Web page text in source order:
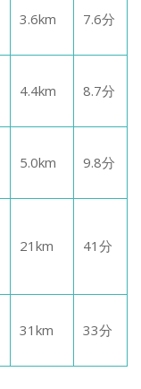
3.6km 7.6分
4.4km 8.7分
5.0km 9.8分
21 km 41 分
31 km 33分